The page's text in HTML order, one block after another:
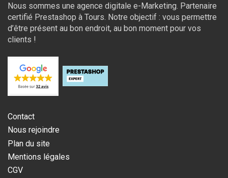
Nous sommes une agence digitale e-Marketing. Partenaire
certifié Prestashop à Tours. Notre objectif : vous permettre
d’être présent au bon endroit, au bon moment pour vos
clients !
Contact
Nous rejoindre
Plan du site
Mentions légales
CGV